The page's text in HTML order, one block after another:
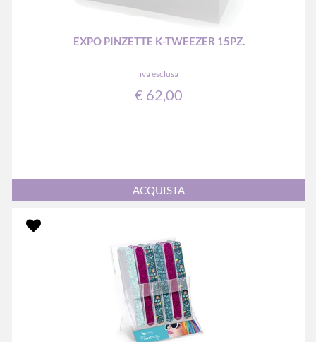
EXPO PINZETTE K-TWEEZER 15PZ.
iva esclusa
€ 62,00
Quantità
ACQUISTA